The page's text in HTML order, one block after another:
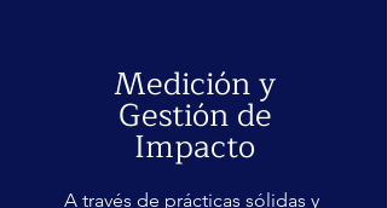
Medición y
Gestión de
Impacto
A través de prácticas sólidas y